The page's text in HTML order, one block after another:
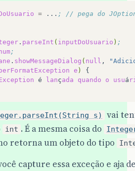
= ... ; // pega do
. parseInt ( inputDoUsuario ) ;
;
. showMessageDialog ( null ,
e )
é lançada quando o usuá
s)
vai
int . É a mesma coisa do
retorna um objeto do tipo
capture essa exceção e aja